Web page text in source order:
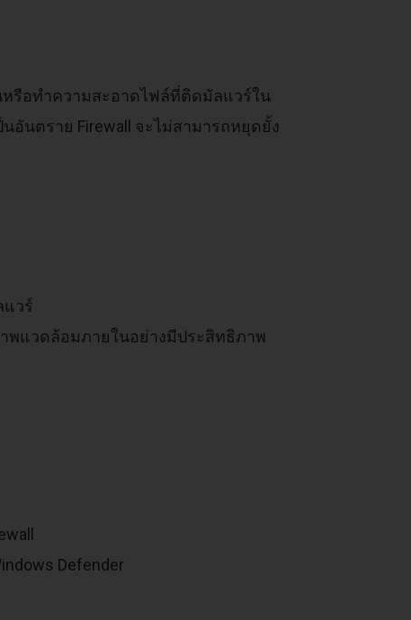
รือทำความสะอาดไฟล์ที่ติดมัลแวร์ใน
อันตราย Firewall จะไม่สามารถหยุดยั้ง
วร์
พแวดล้อมภายในอย่างมีประสิทธิภาพ
Defender